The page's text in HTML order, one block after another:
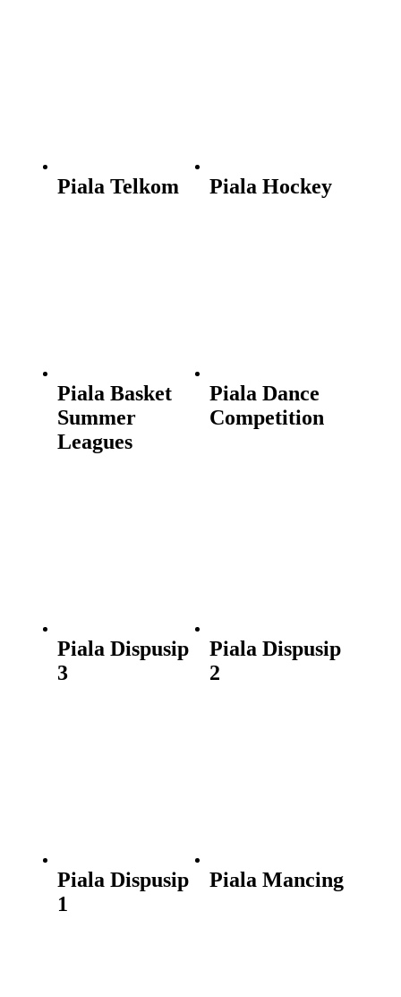
Piala Telkom Piala Hockey
Piala Basket
Summer
Leagues
Piala Dance
Competition
Piala Dispusip
3
Piala Dispusip
2
Piala Dispusip
1
Piala Mancing